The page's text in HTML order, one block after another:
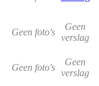
Geen foto's
Geen
verslag
Geen foto's
Geen
verslag